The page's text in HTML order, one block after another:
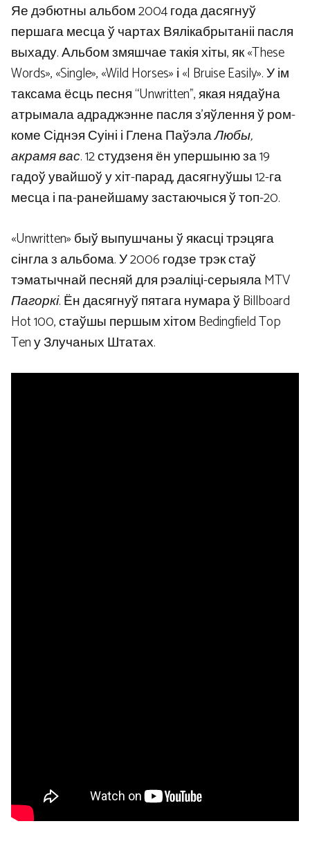
Яе дэбютны альбом 2004 года дасягнуў
першага месца ў чартах Вялікабрытаніі пасля
выхаду. Альбом змяшчае такія хіты, як «These
Words», «Single», «Wild Horses» і «I Bruise Easily». У ім
таксама ёсць песня “Unwritten”, якая нядаўна
атрымала адраджэнне пасля з'яўлення ў ром-
коме Сіднэя Суіні і Глена ПаўэлаЛюбы,
акрамя вас. 12 студзеня ён упершыню за 19
гадоў увайшоў у хіт-парад, дасягнуўшы 12-га
месца і па-ранейшаму застаючыся ў топ-20.
«Unwritten» быў выпушчаны ў якасці трэцяга
сінгла з альбома. У 2006 годзе трэк стаў
тэматычнай песняй для рэаліці-серыяла MTV
Пагоркі. Ён дасягнуў пятага нумара ў Billboard
Hot 100, стаўшы першым хітом Bedingfield Top
Ten у Злучаных Штатах.